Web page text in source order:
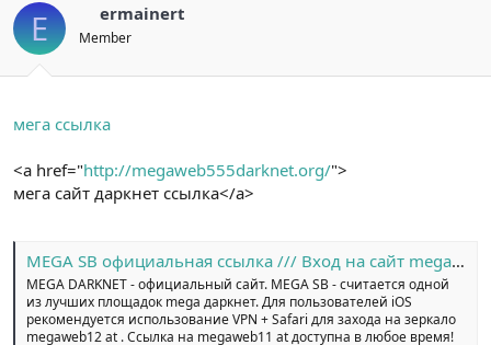
E ermainert
Member
мега ссылка
<a href="http://megaweb555darknet.org/">
мега сайт даркнет ссылка</a>
MEGA SB официальная ссылка /// Вход на сайт megaweb14 at
MEGA DARKNET - официальный сайт. MEGA SB - считается одной
из лучших площадок mega даркнет. Для пользователей iOS
рекомендуется использование VPN + Safari для захода на зеркало
megaweb12 at . Ссылка на megaweb11 at доступна в любое время!